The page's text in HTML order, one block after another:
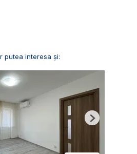
putea interesa și:
Next